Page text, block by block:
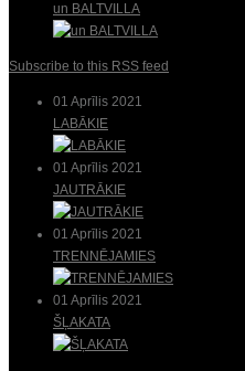
un BALTVILLA
Subscribe to this RSS feed
01 Aprīlis 2021
LABĀKIE
01 Aprīlis 2021
JAUTRĀKIE
01 Aprīlis 2021
TRENNĒJAMIES
01 Aprīlis 2021
ŠĻAKATA